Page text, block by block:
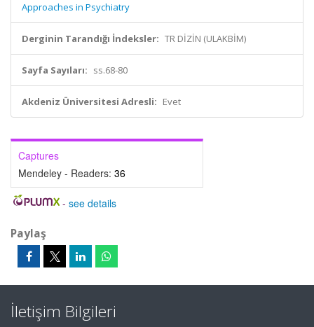
Approaches in Psychiatry
Derginin Tarandığı İndeksler: TR DİZİN (ULAKBİM)
Sayfa Sayıları: ss.68-80
Akdeniz Üniversitesi Adresli: Evet
Captures
Mendeley - Readers: 36
- see details
Paylaş
İletişim Bilgileri